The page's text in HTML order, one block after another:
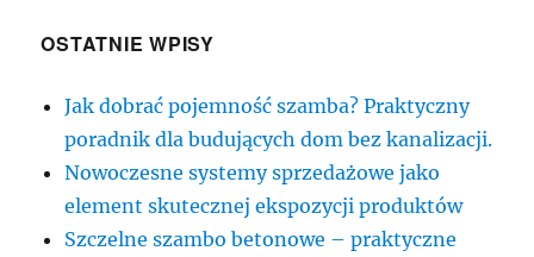
OSTATNIE WPISY
Jak dobrać pojemność szamba? Praktyczny
poradnik dla budujących dom bez kanalizacji.
Nowoczesne systemy sprzedażowe jako
element skutecznej ekspozycji produktów
Szczelne szambo betonowe – praktyczne